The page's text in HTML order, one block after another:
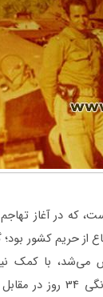
ﺩﮊ ﺧﺮﻣﺸﻬﺮ ﺍﺳﺖ، ﮐﻪ ﺩﺭ ﺁﻏﺎﺯ
ﺍﺯ ﺣﺮﯾﻢ ﮐﺸﻮﺭ ﺑﻮﺩ؛
ﺗﻌﻮﯾﺾ ﻣﯽﺷﺪ، ﺑﺎ
ﻣﺮﺩﻣﯽ‌(ﺑﺴﯿﺠﯽ ﻭ ﭘﺎﺳﺪﺍﺭ‌) ﻭ ﺗﺠﻬﯿﺰﺍﺕ ﻣﺤﺪﻭﺩﯼ ﮐﻪ ﺩﺍﺷﺖ، ﺍﺯ سر ﻏﯿﺮﺕ